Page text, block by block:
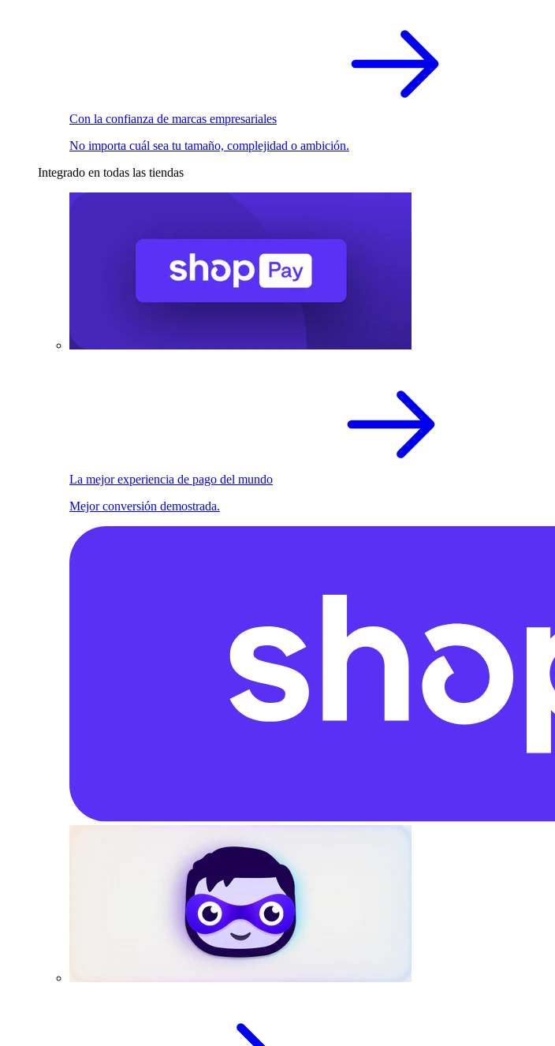
Con la confianza de marcas empresariales
No importa cuál sea tu tamaño, complejidad o ambición.
Integrado en todas las tiendas
La mejor experiencia de pago del mundo
Mejor conversión demostrada.